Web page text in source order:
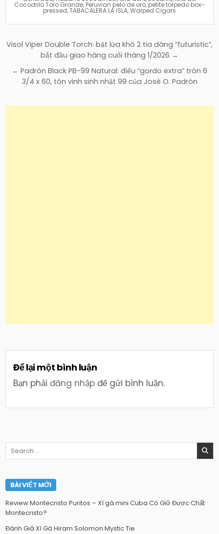
Cocodrilo Toro Grande, Peruvian pelo de oro, petite torpedo box-
pressed,TABACALERA LA iSLA,Warped Cigars
Điều
hướng
bài
viết
Visol Viper Double Torch: bật lửa khò 2 tia dáng “futuristic”,
bắt đầu giao hàng cuối tháng 1/2026 →
← Padrón Black PB-99 Natural: điếu “gordo extra” tròn 6
3/4 x 60, tôn vinh sinh nhật 99 của José O. Padrón
Để lại một bình luận
Bạn phảiđăng nhập để gửi bình luận.
Search
BÀI VIẾT MỚI
Review Montecristo Puritos – Xì gà mini Cuba Có Giữ Được Chất
Montecristo?
Đánh Giá Xì Gà Hiram Solomon Mystic Tie